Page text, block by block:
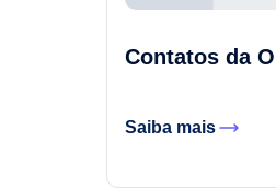
Contatos da
Saiba mais